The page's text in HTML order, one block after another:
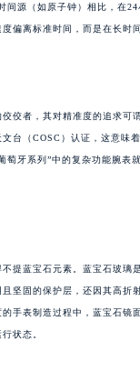
间源（如原子钟）相比，在
偏离标准时间，而是在长时
佼者，其对精准度的追求可
台（COSC）认证，这意味
萄牙系列”中的复杂功能腕表
提蓝宝石元素。蓝宝石玻璃
坚固的保护层，还因其高折
手表制造过程中，蓝宝石镜
状态。